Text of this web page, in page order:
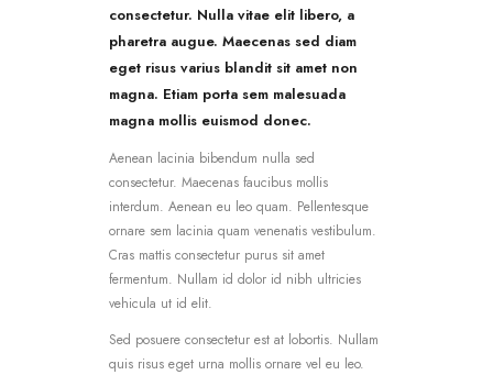
consectetur. Nulla vitae elit libero, a
pharetra augue. Maecenas sed diam
eget risus varius blandit sit amet non
magna. Etiam porta sem malesuada
magna mollis euismod donec.
Aenean lacinia bibendum nulla sed
consectetur. Maecenas faucibus mollis
interdum. Aenean eu leo quam. Pellentesque
ornare sem lacinia quam venenatis vestibulum.
Cras mattis consectetur purus sit amet
fermentum. Nullam id dolor id nibh ultricies
vehicula ut id elit.
Sed posuere consectetur est at lobortis. Nullam
quis risus eget urna mollis ornare vel eu leo.